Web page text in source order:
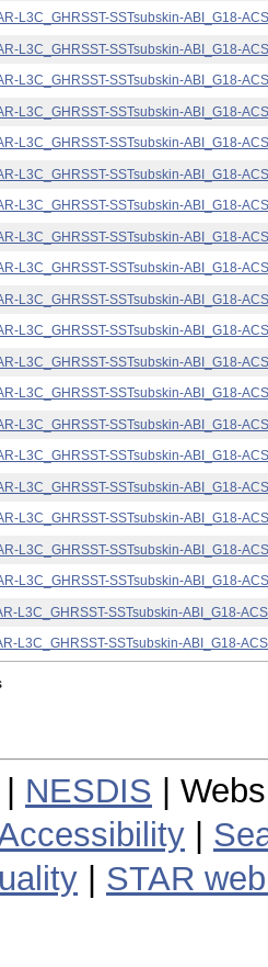
L3C_GHRSST-SSTsubskin-ABI_G18-
L3C_GHRSST-SSTsubskin-ABI_G18-
L3C_GHRSST-SSTsubskin-ABI_G18-
L3C_GHRSST-SSTsubskin-ABI_G18-
L3C_GHRSST-SSTsubskin-ABI_G18-
L3C_GHRSST-SSTsubskin-ABI_G18-
L3C_GHRSST-SSTsubskin-ABI_G18-
L3C_GHRSST-SSTsubskin-ABI_G18-
L3C_GHRSST-SSTsubskin-ABI_G18-
L3C_GHRSST-SSTsubskin-ABI_G18-
L3C_GHRSST-SSTsubskin-ABI_G18-
L3C_GHRSST-SSTsubskin-ABI_G18-
L3C_GHRSST-SSTsubskin-ABI_G18-
L3C_GHRSST-SSTsubskin-ABI_G18-
L3C_GHRSST-SSTsubskin-ABI_G18-
L3C_GHRSST-SSTsubskin-ABI_G18-
L3C_GHRSST-SSTsubskin-ABI_G18-
L3C_GHRSST-SSTsubskin-ABI_G18-
L3C_GHRSST-SSTsubskin-ABI_G18-
L3C_GHRSST-SSTsubskin-ABI_G18-
L3C_GHRSST-SSTsubskin-ABI_G18-
NESDIS |
STAR